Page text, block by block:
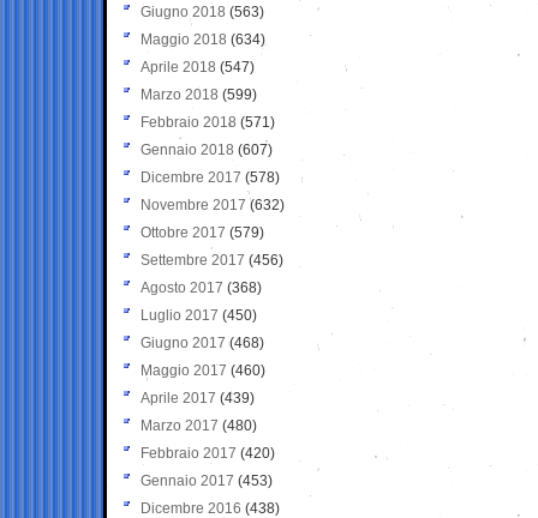
Giugno 2018 (563)
Maggio 2018 (634)
Aprile 2018 (547)
Marzo 2018 (599)
Febbraio 2018 (571)
Gennaio 2018 (607)
Dicembre 2017 (578)
Novembre 2017 (632)
Ottobre 2017 (579)
Settembre 2017 (456)
Agosto 2017 (368)
Luglio 2017 (450)
Giugno 2017 (468)
Maggio 2017 (460)
Aprile 2017 (439)
Marzo 2017 (480)
Febbraio 2017 (420)
Gennaio 2017 (453)
Dicembre 2016 (438)